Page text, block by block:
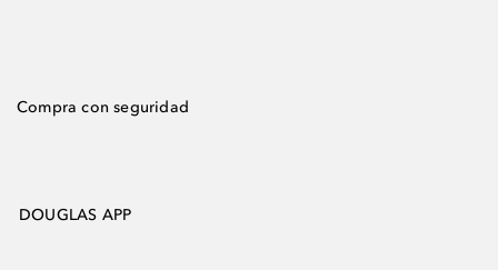
Compra con seguridad
DOUGLAS APP